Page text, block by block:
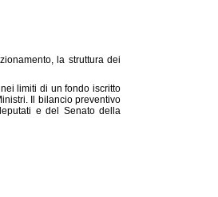
la struttura dei
limiti di un fondo iscritto
Il bilancio preventivo
e del Senato della